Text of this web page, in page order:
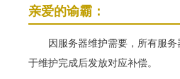
亲爱的谕霸：
因服务器维护需要，所有服
于维护完成后发放对应补偿。